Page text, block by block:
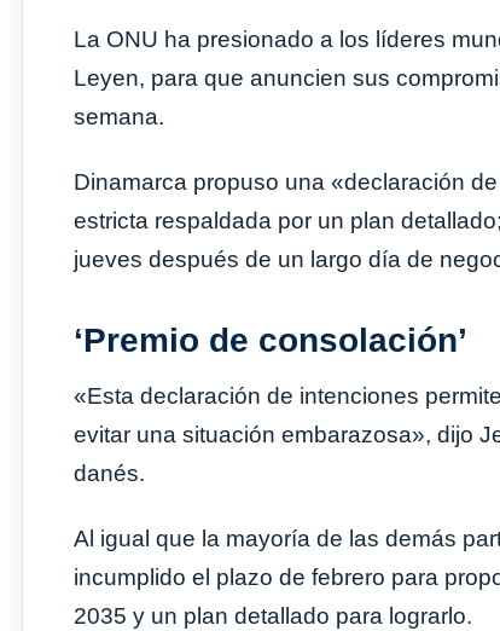
La ONU ha presionado a los líderes
Leyen, para que anuncien sus
semana.
Dinamarca propuso una «declaración
estricta respaldada por un plan
jueves después de un largo día de
‘Premio de consolación’
«Esta declaración de intenciones
evitar una situación embarazosa», dijo
danés.
Al igual que la mayoría de las demás
incumplido el plazo de febrero para
2035 y un plan detallado para lograrlo.